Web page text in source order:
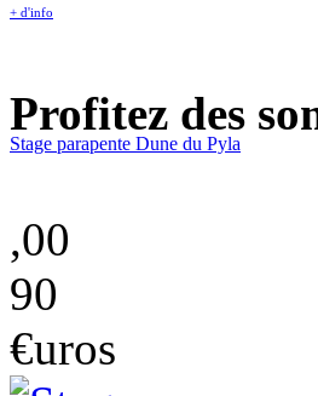
+ d'info
Profitez des
Stage parapente Dune du Pyla
,00
90
€uros